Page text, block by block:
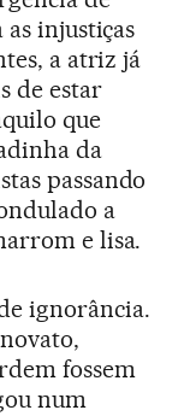
injustiças
a atriz já
de estar
que
da
passando
a
e lisa.
ignorância.
fossem
num